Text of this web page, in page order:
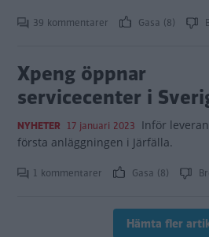
39 kommentarer Gasa (8)
Xpeng öppnar
servicecenter i
NYHETER 17 januari 2023 Inför
första anläggningen i Järfälla.
1 kommentarer Gasa (8)
Hämta fler